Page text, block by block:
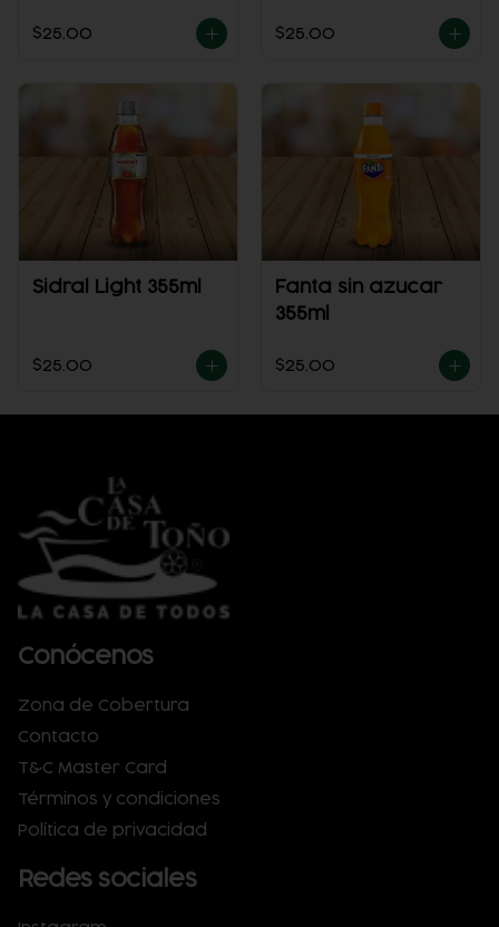
$25.00 $25.00
Sidral Light 355ml
$25.00
Fanta sin azucar
355ml
$25.00
Conócenos
Zona de Cobertura
Contacto
T&C Master Card
Términos y condiciones
Política de privacidad
Redes sociales